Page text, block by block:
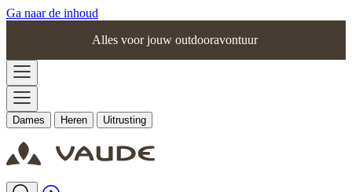
Ga naar de inhoud
Alles voor jouw outdooravontuur
Dames Heren Uitrusting